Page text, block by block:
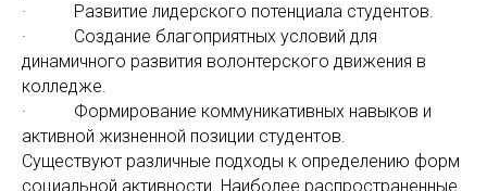
· Развитие лидерского потенциала студентов.
· Создание благоприятных условий для
динамичного развития волонтерского движения в
колледже.
· Формирование коммуникативных навыков и
активной жизненной позиции студентов.
Существуют различные подходы к определению форм
социальной активности. Наиболее распространенные